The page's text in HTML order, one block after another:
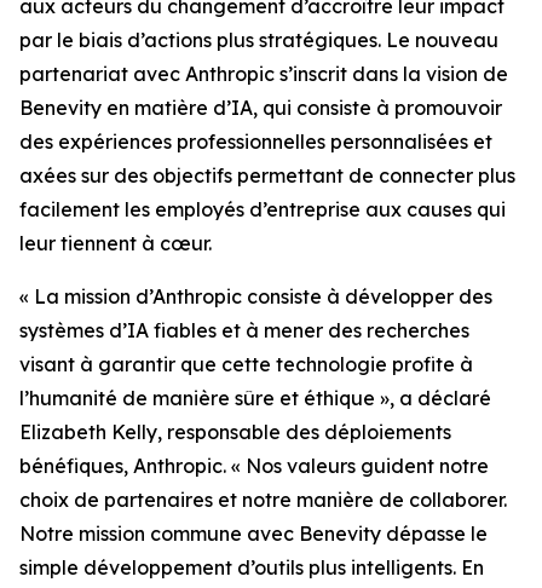
aux acteurs du changement d’accroître leur impact
par le biais d’actions plus stratégiques. Le nouveau
partenariat avec Anthropic s’inscrit dans la vision de
Benevity en matière d’IA, qui consiste à promouvoir
des expériences professionnelles personnalisées et
axées sur des objectifs permettant de connecter plus
facilement les employés d’entreprise aux causes qui
leur tiennent à cœur.
« La mission d’Anthropic consiste à développer des
systèmes d’IA fiables et à mener des recherches
visant à garantir que cette technologie profite à
l’humanité de manière sûre et éthique », a déclaré
Elizabeth Kelly, responsable des déploiements
bénéfiques, Anthropic. « Nos valeurs guident notre
choix de partenaires et notre manière de collaborer.
Notre mission commune avec Benevity dépasse le
simple développement d’outils plus intelligents. En